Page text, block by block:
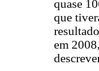
quase
que
em